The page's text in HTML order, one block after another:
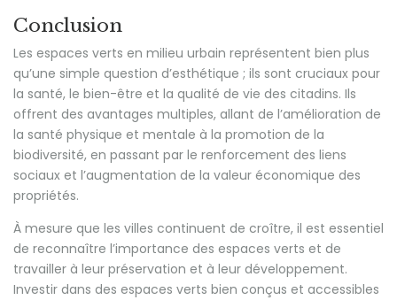
Conclusion
Les espaces verts en milieu urbain représentent bien plus
qu’une simple question d’esthétique ; ils sont cruciaux pour
la santé, le bien-être et la qualité de vie des citadins. Ils
offrent des avantages multiples, allant de l’amélioration de
la santé physique et mentale à la promotion de la
biodiversité, en passant par le renforcement des liens
sociaux et l’augmentation de la valeur économique des
propriétés.
À mesure que les villes continuent de croître, il est essentiel
de reconnaître l’importance des espaces verts et de
travailler à leur préservation et à leur développement.
Investir dans des espaces verts bien conçus et accessibles